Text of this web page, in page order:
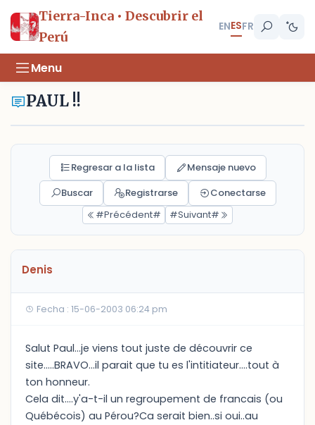
Tierra-Inca • Descubrir el
Perú
ENESFR
Menu
PAUL !!
Regresar a la lista
Mensaje nuevo
Buscar
Registrarse
Conectarse
#Précédent#
#Suivant#
Denis
Fecha : 15-06-2003 06:24 pm
Salut Paul...je viens tout juste de découvrir ce
site.....BRAVO...il parait que tu es l'intitiateur....tout à
ton honneur.
Cela dit....y'a-t-il un regroupement de francais (ou
Québécois) au Pérou?Ca serait bien..si oui..au